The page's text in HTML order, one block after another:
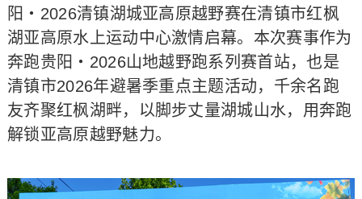
阳・2026清镇湖城亚高原越野赛在清镇市红枫
湖亚高原水上运动中心激情启幕。本次赛事作为
奔跑贵阳・2026山地越野跑系列赛首站，也是
清镇市2026年避暑季重点主题活动，千余名跑
友齐聚红枫湖畔，以脚步丈量湖城山水，用奔跑
解锁亚高原越野魅力。